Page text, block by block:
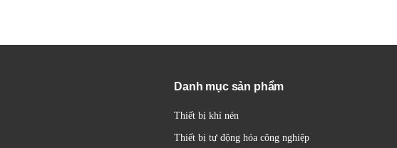
tại thời điểm điện áp xoay chiều bằng 0, giúp giảm nhiễu điện và tăng tuổi thọ tải.
Hỗ trợ nhiều loại tín hiệu điều khiển như điện áp DC, điện áp AC hoặc dòng điện analog
Danh mục sản phẩm
Thiết bị khí nén
Thiết bị tự động hóa công nghiệp